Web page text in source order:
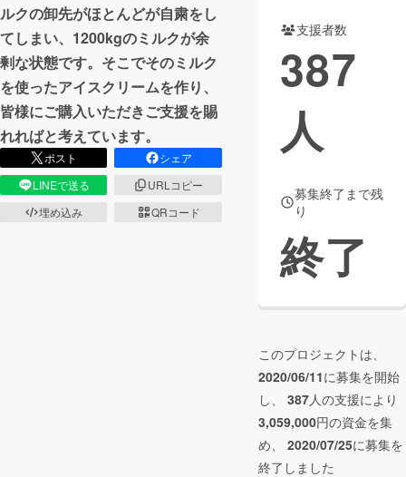
ルクの卸先がほとんどが自粛をし
てしまい、1200kgのミルクが余
剰な状態です。そこでそのミルク
を使ったアイスクリームを作り、
皆様にご購入いただきご支援を賜
れればと考えています。
ポスト
シェア
LINEで送る
URLコピー
埋め込み
QRコード
支援者数
387
人
募集終了まで残
り
終了
このプロジェクトは、
2020/06/11に募集を開始
し、 387人の支援により
3,059,000円の資金を集
め、 2020/07/25に募集を
終了しました